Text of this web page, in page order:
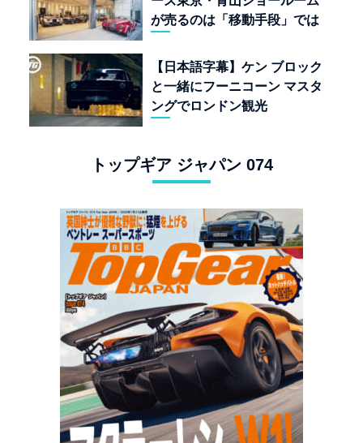
が売るのは「移動手段」では
【日本語字幕】ケン ブロック
と一緒にフーニコーン マスタ
ングでロンドン観光
トップギア ジャパン 074